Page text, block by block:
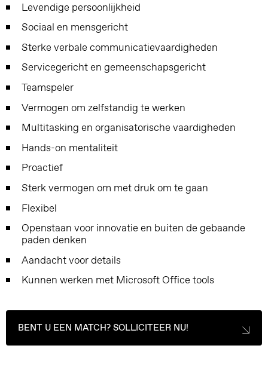
Levendige persoonlijkheid
Sociaal en mensgericht
Sterke verbale communicatievaardigheden
Servicegericht en gemeenschapsgericht
Teamspeler
Vermogen om zelfstandig te werken
Multitasking en organisatorische vaardigheden
Hands-on mentaliteit
Proactief
Sterk vermogen om met druk om te gaan
Flexibel
Openstaan voor innovatie en buiten de gebaande
paden denken
Aandacht voor details
Kunnen werken met Microsoft Office tools
BENT U EEN MATCH? SOLLICITEER NU!